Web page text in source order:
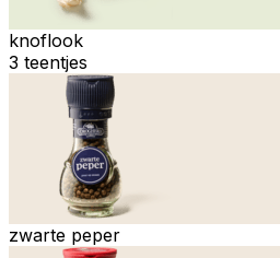
knoflook
3 teentjes
zwarte peper